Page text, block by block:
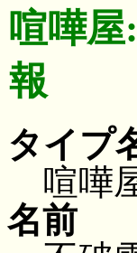
喧嘩
報
タイプ
喧嘩
名前